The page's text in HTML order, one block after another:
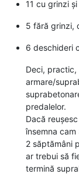
11 cu grinzi
5 fără grinzi,
6 deschideri
Deci, practic,
armare/
predalelor.
Dacă
însemna
2 săptămâni
ar trebui să
termină